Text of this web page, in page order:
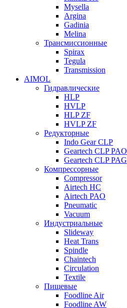
Mysella
Argina
Gadinia
Melina
Трансмиссионные
Spirax
Tegula
Transmission
AIMOL
Гидравлические
HLP
HVLP
HLP ZF
HVLP ZF
Редукторные
Indo Gear CLP
Geartech CLP PAO
Geartech CLP PAG
Компрессорные
Compressor
Airtech HC
Airtech PAO
Pneumatic
Vacuum
Индустриальные
Slideway
Heat Trans
Spindle
Chaintech
Circulation
Textile
Пищевые
Foodline Air
Foodline AW